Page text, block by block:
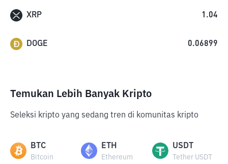
XRP 1.04
DOGE 0.06899
Temukan Lebih Banyak Kripto
Seleksi kripto yang sedang tren di komunitas kripto
BTC
Bitcoin
ETH
Ethereum
USDT
Tether USDT